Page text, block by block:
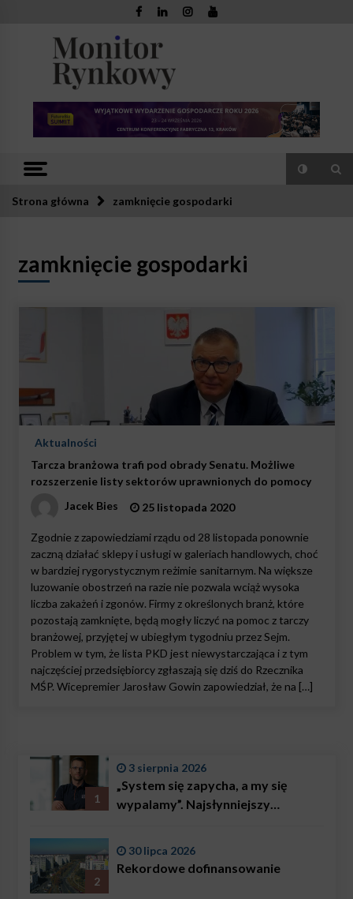
Monitor
Rynkowy
Strona główna zamknięcie gospodarki
zamknięcie gospodarki
Aktualności
Tarcza branżowa trafi pod obrady Senatu. Możliwe
rozszerzenie listy sektorów uprawnionych do pomocy
Jacek Bies
25 listopada 2020
Zgodnie z zapowiedziami rządu od 28 listopada ponownie
zaczną działać sklepy i usługi w galeriach handlowych, choć
w bardziej rygorystycznym reżimie sanitarnym. Na większe
luzowanie obostrzeń na razie nie pozwala wciąż wysoka
liczba zakażeń i zgonów. Firmy z określonych branż, które
pozostają zamknięte, będą mogły liczyć na pomoc z tarczy
branżowej, przyjętej w ubiegłym tygodniu przez Sejm.
Problem w tym, że lista PKD jest niewystarczająca i z tym
najczęściej przedsiębiorcy zgłaszają się dziś do Rzecznika
MŚP. Wicepremier Jarosław Gowin zapowiedział, że na […]
1
3 sierpnia 2026
„System się zapycha, a my się
wypalamy”. Najsłynniejszy
problemem są nie tylko choroby
2
30 lipca 2026
Rekordowe dofinansowanie